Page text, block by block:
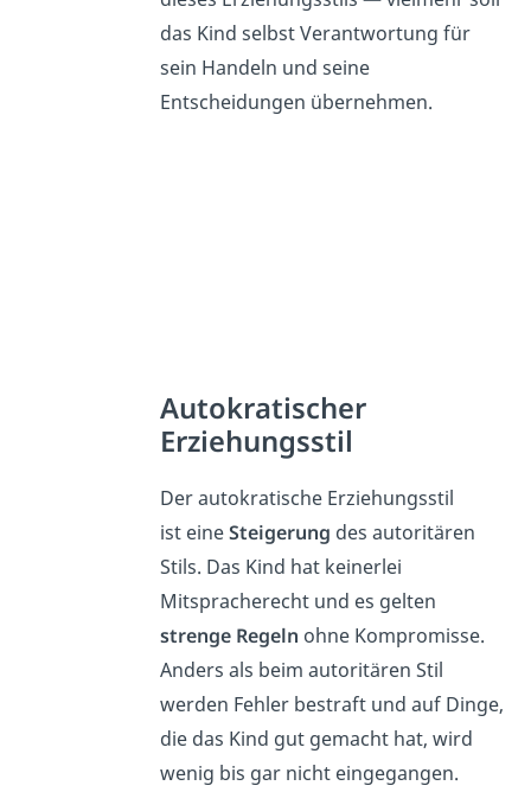
das Kind selbst Verantwortung für
sein Handeln und seine
Entscheidungen übernehmen.
Autokratischer
Erziehungsstil
Der autokratische Erziehungsstil
ist eineSteigerung des autoritären
Stils. Das Kind hat keinerlei
Mitspracherecht und es gelten
strenge Regeln ohne Kompromisse.
Anders als beim autoritären Stil
werden Fehler bestraft und auf Dinge,
die das Kind gut gemacht hat, wird
wenig bis gar nicht eingegangen.